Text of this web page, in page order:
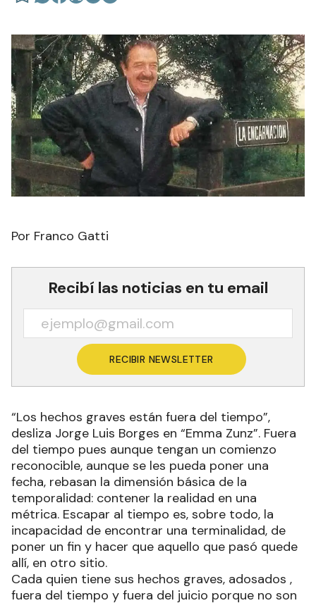
Por Franco Gatti
Recibí las noticias en tu email
RECIBIR NEWSLETTER
“Los hechos graves están fuera del tiempo”,
desliza Jorge Luis Borges en “Emma Zunz”. Fuera
del tiempo pues aunque tengan un comienzo
reconocible, aunque se les pueda poner una
fecha, rebasan la dimensión básica de la
temporalidad: contener la realidad en una
métrica. Escapar al tiempo es, sobre todo, la
incapacidad de encontrar una terminalidad, de
poner un fin y hacer que aquello que pasó quede
allí, en otro sitio.
Cada quien tiene sus hechos graves, adosados ,
fuera del tiempo y fuera del juicio porque no son